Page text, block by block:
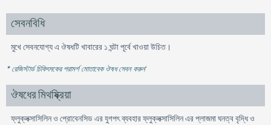
সেবনবিধি
মুখে সেবনযোগ্য এ ঔষধটি খাবারের ১ ঘন্টা পূর্বে খাওয়া উচিত।
* রেজিস্টার্ড চিকিৎসকের পরামর্শ মোতাবেক ঔষধ সেবন করুন'
ঔষধের মিথষ্ক্রিয়া
ফ্লুক্লক্সাসিলিন ও প্রোবেনসিড এর যুগপৎ ব্যবহার ফ্লুক্লক্সাসিলিন এর প্লাজমা ঘনত্ব বৃদ্ধি ও